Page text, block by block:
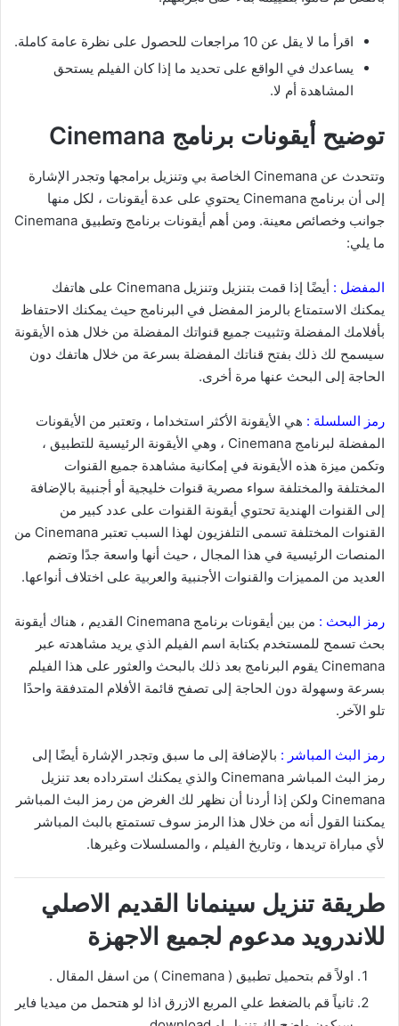
اقرأ ما لا يقل عن 10 مراجعات للحصول على نظرة عامة كاملة.
يساعدك في الواقع على تحديد ما إذا كان الفيلم يستحق
المشاهدة أم لا.
توضيح أيقونات برنامج Cinemana
وتتحدث عن Cinemana الخاصة بي وتنزيل برامجها وتجدر الإشارة
إلى أن برنامج Cinemana يحتوي على عدة أيقونات ، لكل منها
جوانب وخصائص معينة. ومن أهم أيقونات برنامج وتطبيق Cinemana
ما يلي:
المفضل :
أيضًا إذا قمت بتنزيل وتنزيل Cinemana على هاتفك
يمكنك الاستمتاع بالرمز المفضل في البرنامج حيث يمكنك الاحتفاظ
بأفلامك المفضلة وتثبيت جميع قنواتك المفضلة من خلال هذه الأيقونة
سيسمح لك ذلك بفتح قناتك المفضلة بسرعة من خلال هاتفك دون
الحاجة إلى البحث عنها مرة أخرى.
رمز السلسلة : هي الأيقونة الأكثر استخداما ، وتعتبر من الأيقونات
المفضلة لبرنامج Cinemana ، وهي الأيقونة الرئيسية للتطبيق ،
وتكمن ميزة هذه الأيقونة في إمكانية مشاهدة جميع القنوات
المختلفة والمختلفة سواء مصرية قنوات خليجية أو أجنبية بالإضافة
إلى القنوات الهندية تحتوي أيقونة القنوات على عدد كبير من
القنوات المختلفة تسمى التلفزيون لهذا السبب تعتبر Cinemana من
المنصات الرئيسية في هذا المجال ، حيث أنها واسعة جدًا وتضم
العديد من المميزات والقنوات الأجنبية والعربية على اختلاف أنواعها.
رمز البحث :
من بين أيقونات برنامج Cinemana القديم ، هناك أيقونة
بحث تسمح للمستخدم بكتابة اسم الفيلم الذي يريد مشاهدته عبر
Cinemana يقوم البرنامج بعد ذلك بالبحث والعثور على هذا الفيلم
بسرعة وسهولة دون الحاجة إلى تصفح قائمة الأفلام المتدفقة واحدًا
تلو الآخر.
رمز البث المباشر : بالإضافة إلى ما سبق وتجدر الإشارة أيضًا إلى
رمز البث المباشر Cinemana والذي يمكنك استرداده بعد تنزيل
Cinemana ولكن إذا أردنا أن نظهر لك الغرض من رمز البث المباشر
يمكننا القول أنه من خلال هذا الرمز سوف تستمتع بالبث المباشر
لأي مباراة تريدها ، وتاريخ الفيلم ، والمسلسلات وغيرها.
طريقة تنزيل سينمانا القديم الاصلي
للاندرويد مدعوم لجميع الاجهزة
اولاً قم بتحميل تطبيق ( Cinemana ) من اسفل المقال .
ثانياً قم بالضغط علي المربع الازرق اذا لو هتحمل من ميديا فاير